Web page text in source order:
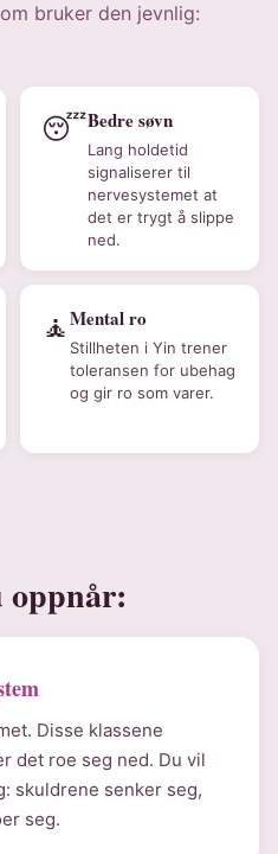
bruker den jevnlig:
😴Bedre søvn
Lang holdetid
signaliserer til
nervesystemet at
det er trygt å slippe
ned.
🧘Mental ro
Stillheten i Yin trener
toleransen for ubehag
og gir ro som varer.
oppnår:
Disse klassene
det roe seg ned. Du vil
skuldrene senker seg,
seg.